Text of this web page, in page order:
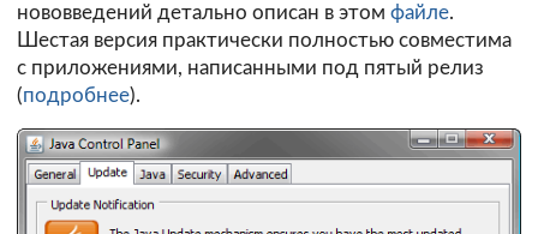
нововведений детально описан в этом файле.
Шестая версия практически полностью совместима
с приложениями, написанными под пятый релиз
(подробнее).